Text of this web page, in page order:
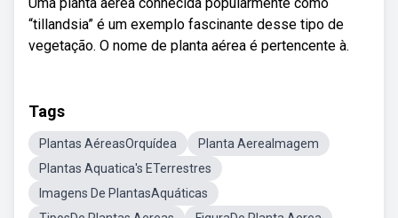
“tillandsia” é um exemplo fascinante desse tipo de
vegetação. O nome de planta aérea é pertencente à.
Tags
Plantas AéreasOrquídea
Planta AereaImagem
Plantas Aquatica's ETerrestres
Imagens De PlantasAquáticas